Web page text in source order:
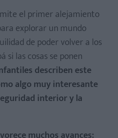
el primer alejamiento
explorar un mundo
de poder volver a los
si las cosas se ponen
describen este
algo muy interesante
interior y la